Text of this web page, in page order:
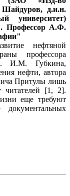
Шайдуров, д.и.н.
университет)
Профессор А.Ф.
нефтяной
профессора
И.М. Губкина,
нефти, автора
Притулы лишь
читателей [1, 2].
еще требуют